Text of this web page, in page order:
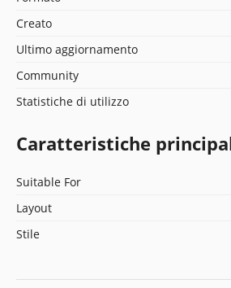
Creato
Ultimo aggiornamento
Community
Statistiche di utilizzo
Caratteristiche
Suitable For
Layout
Stile